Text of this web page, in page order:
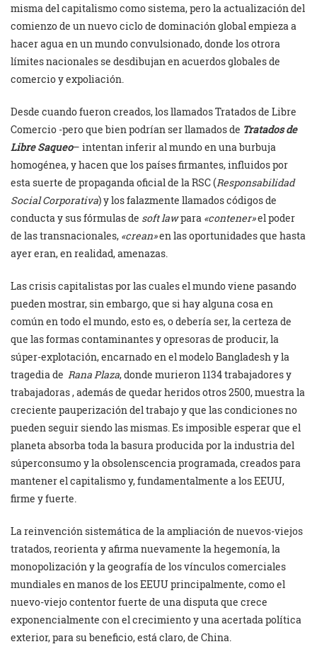
misma del capitalismo como sistema, pero la actualización del
comienzo de un nuevo ciclo de dominación global empieza a
hacer agua en un mundo convulsionado, donde los otrora
límites nacionales se desdibujan en acuerdos globales de
comercio y expoliación.
Desde cuando fueron creados, los llamados Tratados de Libre
Comercio -pero que bien podrían ser llamados de Tratados de
Libre Saqueo– intentan inferir al mundo en una burbuja
homogénea, y hacen que los países firmantes, influidos por
esta suerte de propaganda oficial de la RSC (Responsabilidad
Social Corporativa) y los falazmente llamados códigos de
conducta y sus fórmulas de soft lawpara «contener»el poder
de las transnacionales, «crean»en las oportunidades que hasta
ayer eran, en realidad, amenazas.
Las crisis capitalistas por las cuales el mundo viene pasando
pueden mostrar, sin embargo, que si hay alguna cosa en
común en todo el mundo, esto es, o debería ser, la certeza de
que las formas contaminantes y opresoras de producir, la
súper-explotación, encarnado en el modelo Bangladesh y la
tragedia de Rana Plaza, donde murieron 1134 trabajadores y
trabajadoras , además de quedar heridos otros 2500, muestra la
creciente pauperización del trabajo y que las condiciones no
pueden seguir siendo las mismas. Es imposible esperar que el
planeta absorba toda la basura producida por la industria del
súperconsumo y la obsolenscencia programada, creados para
mantener el capitalismo y, fundamentalmente a los EEUU,
firme y fuerte.
La reinvención sistemática de la ampliación de nuevos-viejos
tratados, reorienta y afirma nuevamente la hegemonía, la
monopolización y la geografía de los vínculos comerciales
mundiales en manos de los EEUU principalmente, como el
nuevo-viejo contentor fuerte de una disputa que crece
exponencialmente con el crecimiento y una acertada política
exterior, para su beneficio, está claro, de China.